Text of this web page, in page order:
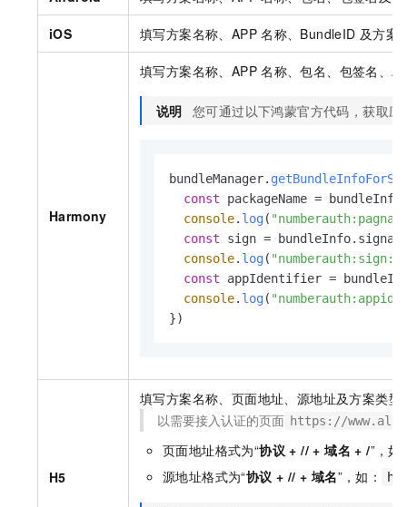
iOS 填写方案名称、APP 名称、BundleID 及方案
Harmony
填写方案名称、APP 名称、包名、包签名、
说明 您可通过以下鸿蒙官方代码，获取
bundleManager.
const packageName =
console. log(
const sign = bundleInfo.
console. log( "numberauth:sign:"
const appIdentifier =
console. log(
})
H5
填写方案名称、页面地址、源地址及方案类型
以需要接入认证的页面 https://
页面地址格式为“协议 + // + 域名 + /”，如
源地址格式为“协议 + // + 域名”，如：